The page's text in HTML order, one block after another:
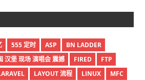
555 定时 ASP
BN LADDER
汉堡 现场 演唱会 震撼 FIRED
FTP
LAYOUT 流程 LINUX
MFC